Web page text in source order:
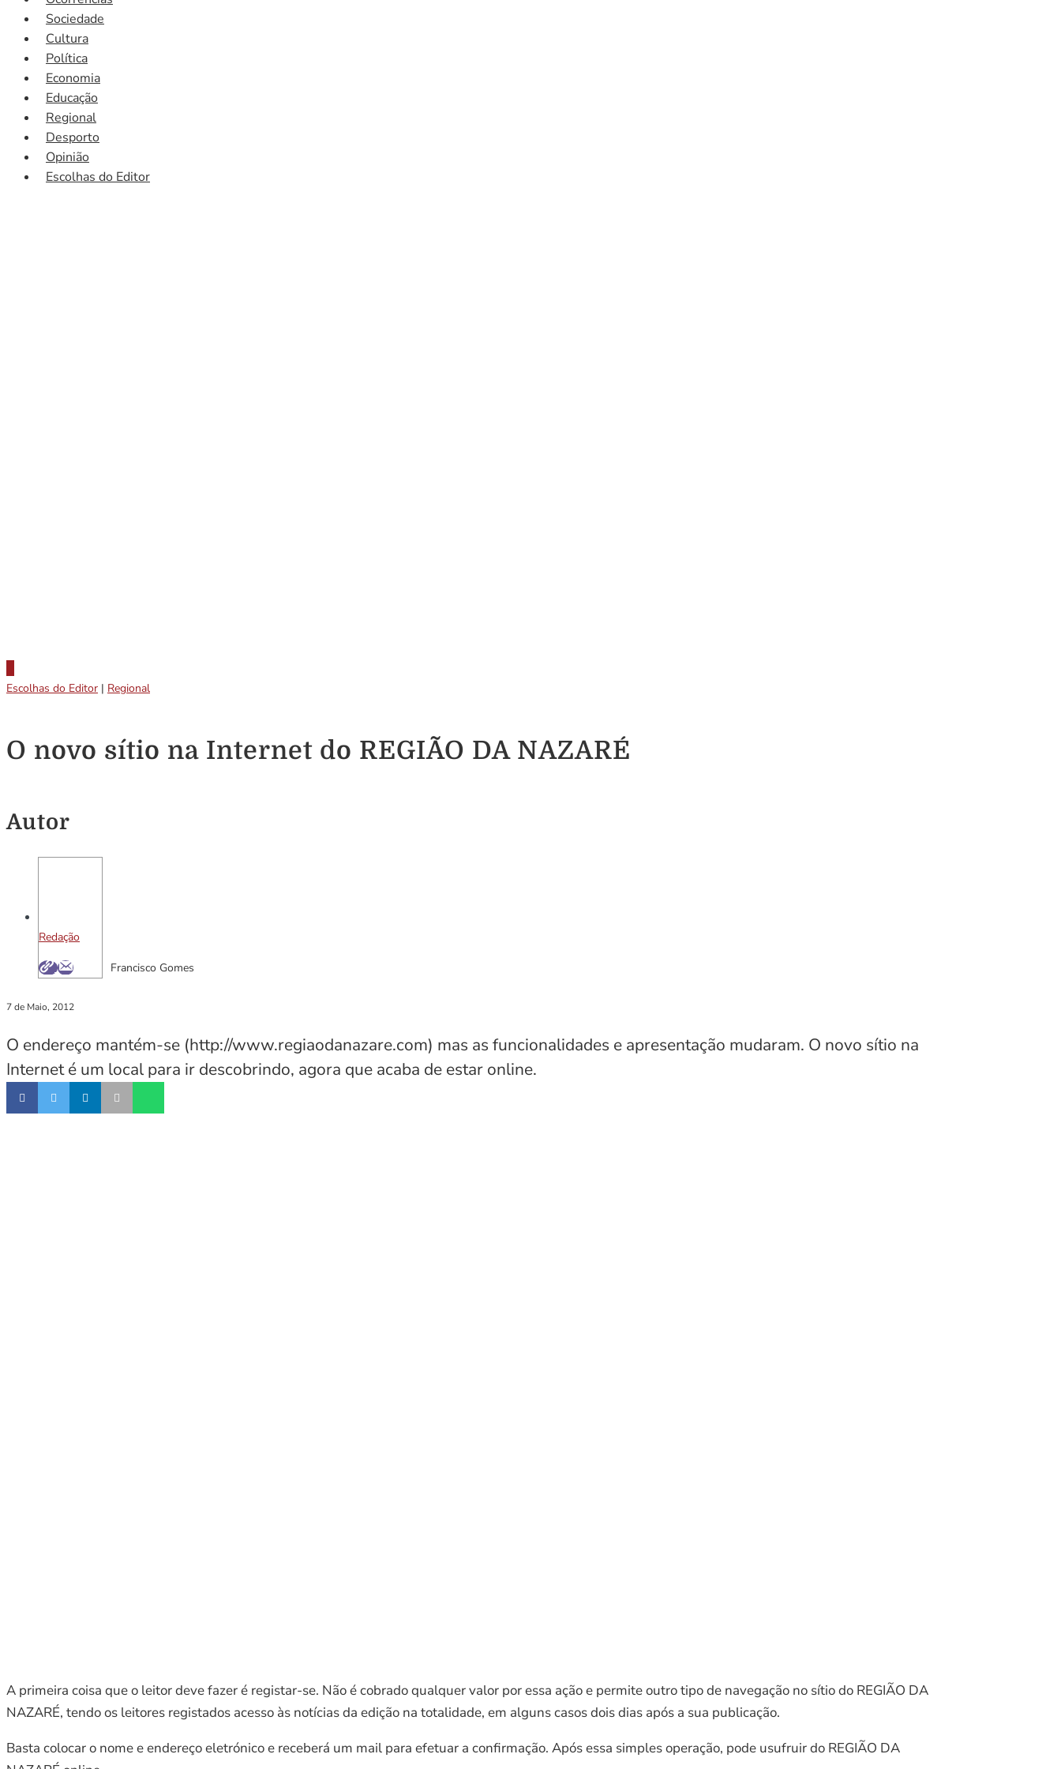
Sociedade
Cultura
Política
Economia
Educação
Regional
Desporto
Opinião
Escolhas do Editor
Escolhas do Editor | Regional
O novo sítio na Internet do REGIÃO DA NAZARÉ
Autor
Redação
Francisco Gomes
7 de Maio, 2012
O endereço mantém-se (http://www.regiaodanazare.com) mas as funcionalidades e apresentação mudaram. O novo sítio na
Internet é um local para ir descobrindo, agora que acaba de estar online.
A primeira coisa que o leitor deve fazer é registar-se. Não é cobrado qualquer valor por essa ação e permite outro tipo de navegação no sítio do REGIÃO DA
NAZARÉ, tendo os leitores registados acesso às notícias da edição na totalidade, em alguns casos dois dias após a sua publicação.
Basta colocar o nome e endereço eletrónico e receberá um mail para efetuar a confirmação. Após essa simples operação, pode usufruir do REGIÃO DA